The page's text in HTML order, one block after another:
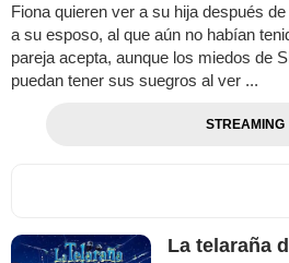
Fiona quieren ver a su hija después
a su esposo, al que aún no habían
pareja acepta, aunque los miedos de
puedan tener sus suegros al ver ...
STREAMING
La telaraña